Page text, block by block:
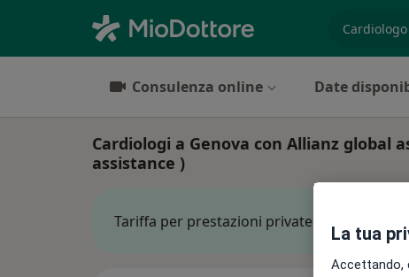
Consulenza online Date
Cardiologi a Genova con Allianz global
assistance )
Tariffa per prestazioni private. L’importo
La tua
Accettando,